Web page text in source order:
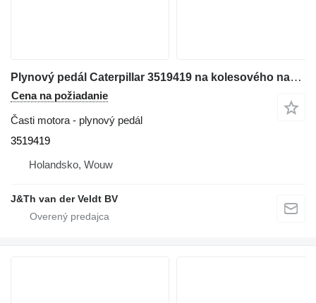
Plynový pedál Caterpillar 3519419 na kolesového nakladača Caterpillar 980K 962K 972K 966K 9500K
Cena na požiadanie
Časti motora - plynový pedál
3519419
Holandsko, Wouw
J&Th van der Veldt BV